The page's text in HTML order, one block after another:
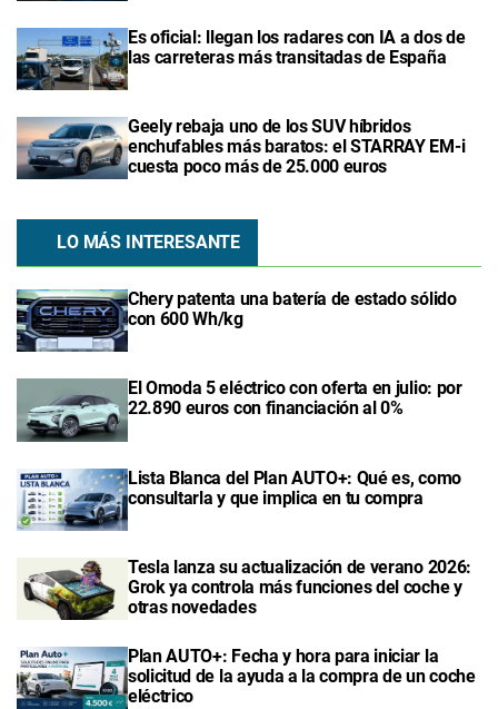
Es oficial: llegan los radares con IA a dos de
las carreteras más transitadas de España
Geely rebaja uno de los SUV híbridos
enchufables más baratos: el STARRAY EM-i
cuesta poco más de 25.000 euros
LO MÁS INTERESANTE
Chery patenta una batería de estado sólido
con 600 Wh/kg
El Omoda 5 eléctrico con oferta en julio: por
22.890 euros con financiación al 0%
Lista Blanca del Plan AUTO+: Qué es, como
consultarla y que implica en tu compra
Tesla lanza su actualización de verano 2026:
Grok ya controla más funciones del coche y
otras novedades
Plan AUTO+: Fecha y hora para iniciar la
solicitud de la ayuda a la compra de un coche
eléctrico